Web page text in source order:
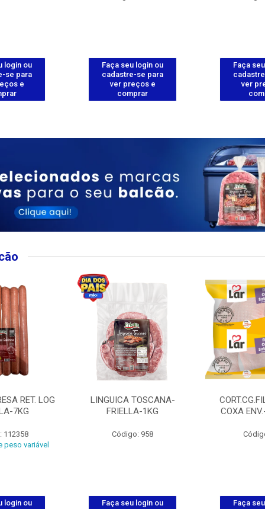
login ou
se para
e
Faça seu login ou
cadastre-se para
ver preços e
comprar
Faça
ver
RET. LOG
7KG
112358
peso variável
login ou
LINGUICA TOSCANA-
FRIELLA-1KG
Código: 958
Faça seu login ou
COXA
Faça